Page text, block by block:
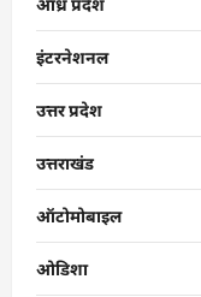
आंध्र प्रदेश
इंटरनेशनल
उत्तर प्रदेश
उत्तराखंड
ऑटोमोबाइल
ओडिशा